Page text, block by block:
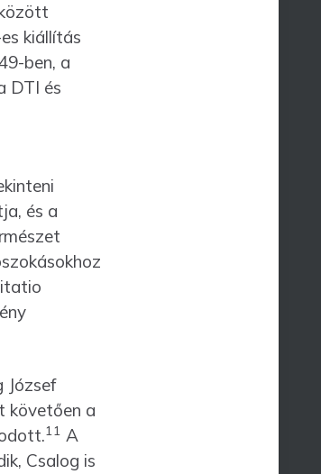
kiállítás
ben, a
DTI és
és a
József
követően a
11 A
Csalog is